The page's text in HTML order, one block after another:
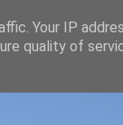
Your IP
quality of